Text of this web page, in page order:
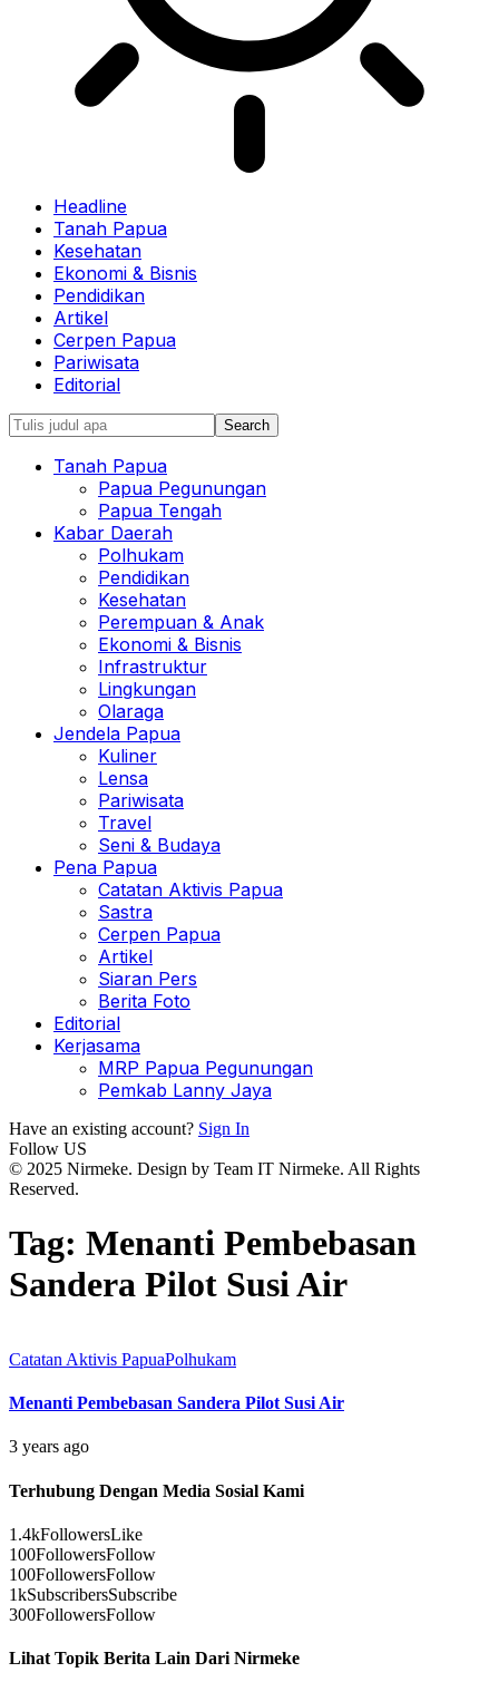
Headline
Tanah Papua
Kesehatan
Ekonomi & Bisnis
Pendidikan
Artikel
Cerpen Papua
Pariwisata
Editorial
Tanah Papua
Papua Pegunungan
Papua Tengah
Kabar Daerah
Polhukam
Pendidikan
Kesehatan
Perempuan & Anak
Ekonomi & Bisnis
Infrastruktur
Lingkungan
Olaraga
Jendela Papua
Kuliner
Lensa
Pariwisata
Travel
Seni & Budaya
Pena Papua
Catatan Aktivis Papua
Sastra
Cerpen Papua
Artikel
Siaran Pers
Berita Foto
Editorial
Kerjasama
MRP Papua Pegunungan
Pemkab Lanny Jaya
Have an existing account? Sign In
Follow US
© 2025 Nirmeke. Design by Team IT Nirmeke. All Rights
Reserved.
Tag: Menanti Pembebasan
Sandera Pilot Susi Air
Catatan Aktivis PapuaPolhukam
Menanti Pembebasan Sandera Pilot Susi Air
3 years ago
Terhubung Dengan Media Sosial Kami
1.4kFollowersLike
100FollowersFollow
100FollowersFollow
1kSubscribersSubscribe
300FollowersFollow
Lihat Topik Berita Lain Dari Nirmeke